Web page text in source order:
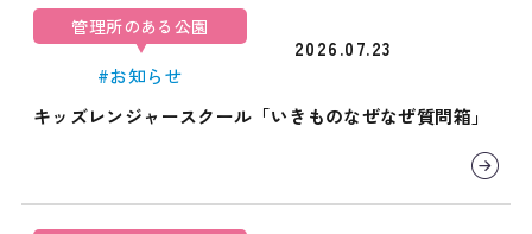
管理所のある公園
#お知らせ
2026.07.23
キッズレンジャースクール「いきものなぜなぜ質問箱」